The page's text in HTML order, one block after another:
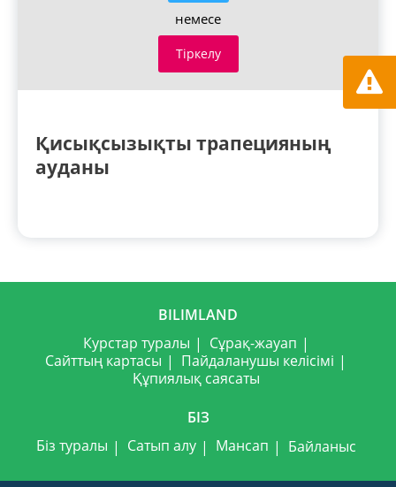
немесе
Тіркелу
Қисықсызықты трапецияның
ауданы
BILIMLAND
Курстар туралы
Сұрақ-жауап
Сайттың картасы
Пайдаланушы келісімі
Құпиялық саясаты
БІЗ
Біз туралы
Сатып алу Мансап Байланыс